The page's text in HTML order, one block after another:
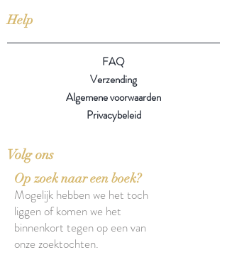
Help
FAQ
Verzending
Algemene voorwaarden
Privacybeleid
Volg ons
Op zoek naar een boek?
Mogelijk hebben we het toch
liggen of komen we het
binnenkort tegen op een van
onze zoektochten.